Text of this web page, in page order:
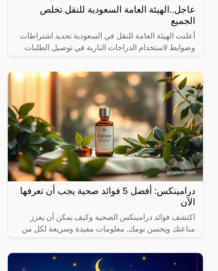
عاجل..الهيئة العامة السعودية للنقل تخلص
الجميع
أعلنت الهيئة العامة للنقل في السعودية تحديد اشتراطات
وضوابط لاستخدام الدراجات النارية في توصيل الطلبات
درامينكس: أفضل 5 فوائد صحية يجب أن تعرفها
الآن
اكتشف فوائد درامينكس الصحية وكيف يمكن أن يعزز
مناعتك ويحسن نومك. معلومات مفيدة وسريعة لكل من